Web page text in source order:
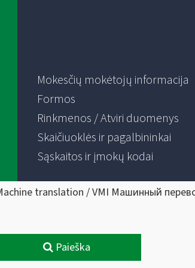
Mokesčių mokėtojų informacija
Formos
Rinkmenos / Atviri duomenys
Skaičiuoklės ir pagalbininkai
Sąskaitos ir įmokų kodai
translation / VMI Машинный
Paieška